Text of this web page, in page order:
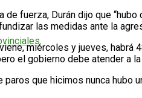
de fuerza, Durán dijo que
las medidas ante la
miércoles y jueves,
el gobierno debe atender a
que hicimos nunca hubo